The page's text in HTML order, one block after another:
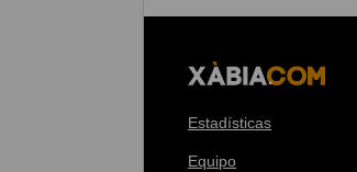
Estadísticas
Equipo